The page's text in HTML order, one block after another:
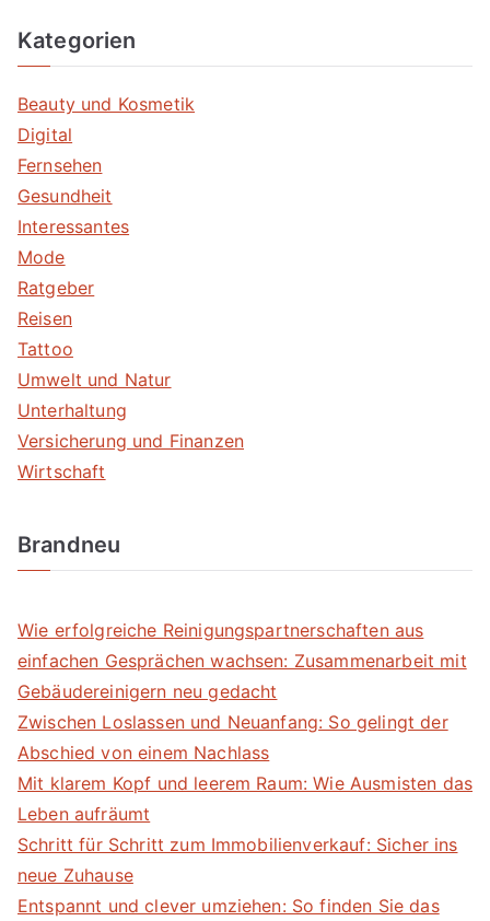
Kategorien
Beauty und Kosmetik
Digital
Fernsehen
Gesundheit
Interessantes
Mode
Ratgeber
Reisen
Tattoo
Umwelt und Natur
Unterhaltung
Versicherung und Finanzen
Wirtschaft
Brandneu
Wie erfolgreiche Reinigungspartnerschaften aus
einfachen Gesprächen wachsen: Zusammenarbeit mit
Gebäudereinigern neu gedacht
Zwischen Loslassen und Neuanfang: So gelingt der
Abschied von einem Nachlass
Mit klarem Kopf und leerem Raum: Wie Ausmisten das
Leben aufräumt
Schritt für Schritt zum Immobilienverkauf: Sicher ins
neue Zuhause
Entspannt und clever umziehen: So finden Sie das